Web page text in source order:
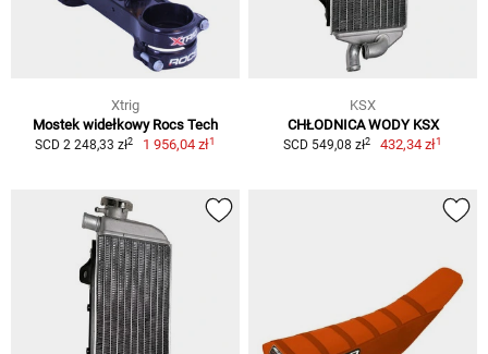
Xtrig
Mostek widełkowy Rocs Tech
SCD 2 248,33 zł2 1 956,04 zł1
KSX
CHŁODNICA WODY KSX
SCD 549,08 zł2 432,34 zł1